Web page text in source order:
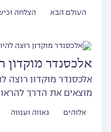
העולם הבא הצלחה
אלכסנדר מוקדון
אלכסנדר מוקדון רוצה
מוצאים את הדרך
אלוהים גאווה וענווה